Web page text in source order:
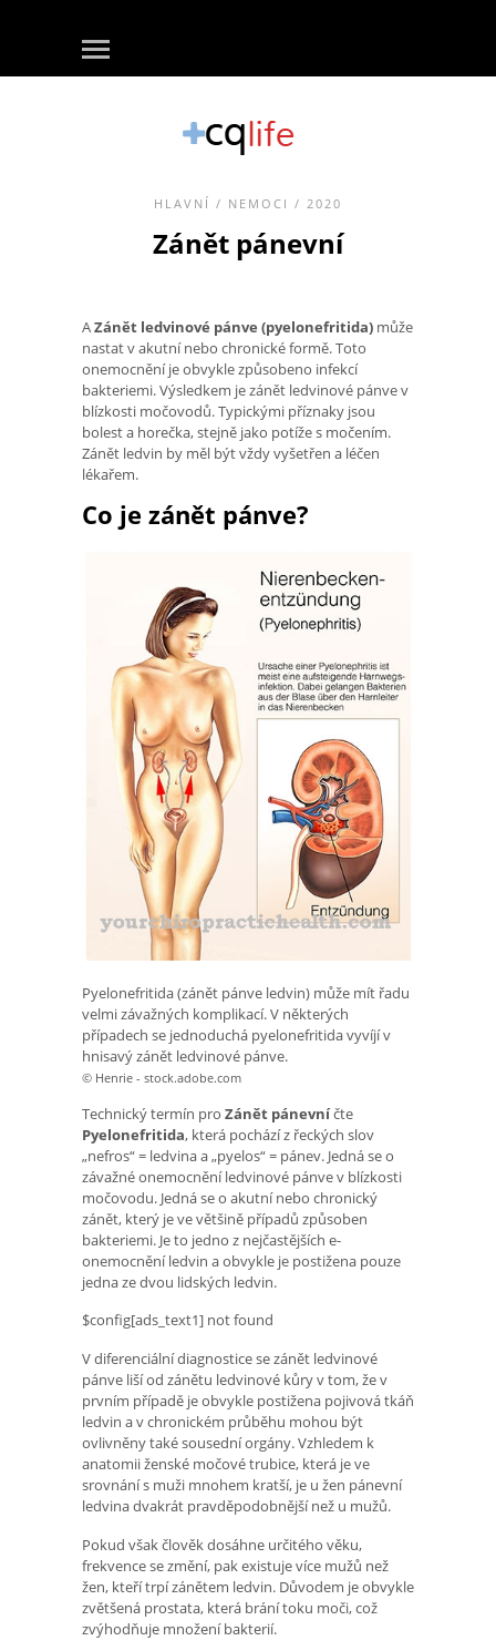
HLAVNÍ / NEMOCI / 2020
Zánět pánevní
AZánět ledvinové pánve (pyelonefritida) může
nastat v akutní nebo chronické formě. Toto
onemocnění je obvykle způsobeno infekcí
bakteriemi. Výsledkem je zánět ledvinové pánve v
blízkosti močovodů. Typickými příznaky jsou
bolest a horečka, stejně jako potíže s močením.
Zánět ledvin by měl být vždy vyšetřen a léčen
lékařem.
Co je zánět pánve?
Pyelonefritida (zánět pánve ledvin) může mít řadu
velmi závažných komplikací. V některých
případech se jednoduchá pyelonefritida vyvíjí v
hnisavý zánět ledvinové pánve.
© Henrie - stock.adobe.com
Technický termín pro Zánět pánevníčte
Pyelonefritida, která pochází z řeckých slov
„nefros“ = ledvina a „pyelos“ = pánev. Jedná se o
závažné onemocnění ledvinové pánve v blízkosti
močovodu. Jedná se o akutní nebo chronický
zánět, který je ve většině případů způsoben
bakteriemi. Je to jedno z nejčastějších e-
onemocnění ledvin a obvykle je postižena pouze
jedna ze dvou lidských ledvin.
$config[ads_text1] not found
V diferenciální diagnostice se zánět ledvinové
pánve liší od zánětu ledvinové kůry v tom, že v
prvním případě je obvykle postižena pojivová tkáň
ledvin a v chronickém průběhu mohou být
ovlivněny také sousední orgány. Vzhledem k
anatomii ženské močové trubice, která je ve
srovnání s muži mnohem kratší, je u žen pánevní
ledvina dvakrát pravděpodobnější než u mužů.
Pokud však člověk dosáhne určitého věku,
frekvence se změní, pak existuje více mužů než
žen, kteří trpí zánětem ledvin. Důvodem je obvykle
zvětšená prostata, která brání toku moči, což
zvýhodňuje množení bakterií.